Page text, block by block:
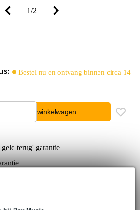
1/2
Bestel nu en ontvang binnen circa 14
In winkelwagen
terug' garantie
winkel